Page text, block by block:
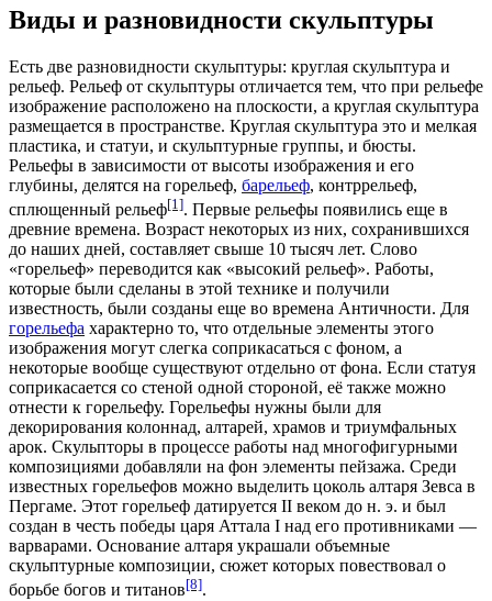
Виды и разновидности скульптуры
Есть две разновидности скульптуры: круглая скульптура и
рельеф. Рельеф от скульптуры отличается тем, что при рельефе
изображение расположено на плоскости, а круглая скульптура
размещается в пространстве. Круглая скульптура это и мелкая
пластика, и статуи, и скульптурные группы, и бюсты.
Рельефы в зависимости от высоты изображения и его
глубины, делятся на горельеф, барельеф, контррельеф,
сплющенный рельеф[1]. Первые рельефы появились еще в
древние времена. Возраст некоторых из них, сохранившихся
до наших дней, составляет свыше 10 тысяч лет. Слово
«горельеф» переводится как «высокий рельеф». Работы,
которые были сделаны в этой технике и получили
известность, были созданы еще во времена Античности. Для
горельефа характерно то, что отдельные элементы этого
изображения могут слегка соприкасаться с фоном, а
некоторые вообще существуют отдельно от фона. Если статуя
соприкасается со стеной одной стороной, её также можно
отнести к горельефу. Горельефы нужны были для
декорирования колоннад, алтарей, храмов и триумфальных
арок. Скульпторы в процессе работы над многофигурными
композициями добавляли на фон элементы пейзажа. Среди
известных горельефов можно выделить цоколь алтаря Зевса в
Пергаме. Этот горельеф датируется II веком до н. э. и был
создан в честь победы царя Аттала I над его противниками —
варварами. Основание алтаря украшали объемные
скульптурные композиции, сюжет которых повествовал о
борьбе богов и титанов[8].